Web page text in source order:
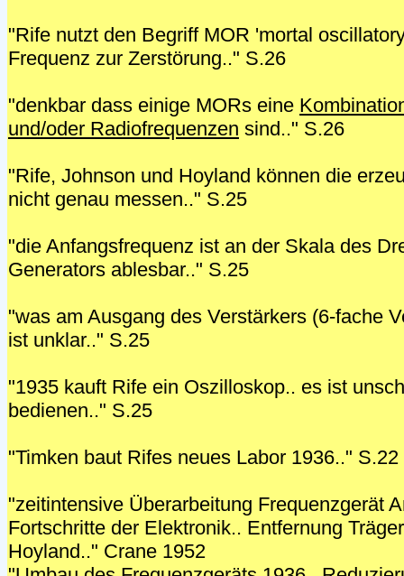
"Rife nutzt den Begriff MOR 'mortal
Frequenz zur Zerstörung.." S.26
"denkbar dass einige MORs eine
und/oder Radiofrequenzen sind.." S.26
"Rife, Johnson und Hoyland können die
nicht genau messen.." S.25
"die Anfangsfrequenz ist an der Skala des
Generators ablesbar.." S.25
"was am Ausgang des Verstärkers (6-fache
ist unklar.." S.25
"1935 kauft Rife ein Oszilloskop.. es ist
bedienen.." S.25
"Timken baut Rifes neues Labor 1936.." S.22
"zeitintensive Überarbeitung Frequenzgerät
Fortschritte der Elektronik.. Entfernung
Hoyland.." Crane 1952